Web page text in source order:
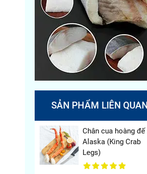
SẢN PHẨM LIÊN QUAN
Chân cua hoàng đế
Alaska (King Crab
Legs)